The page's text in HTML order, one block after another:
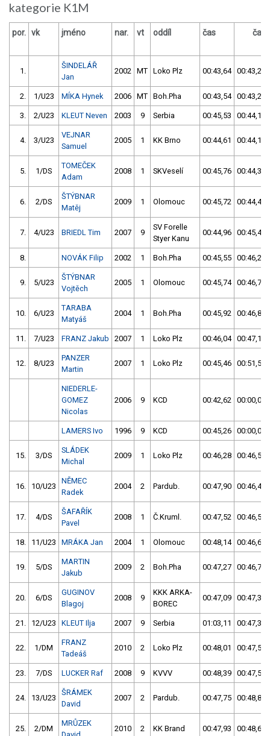
kategorie K1M
por. vk jméno nar. vt oddíl čas čas
1.
ŠINDELÁŘ
Jan
2002 MT Loko Plz 00:43,64 00:43,22
2. 1/U23 MÍKA Hynek 2006 MT Boh.Pha 00:43,54 00:43,28
3. 2/U23 KLEUT Neven 2003 9 Serbia 00:45,53 00:44,10
4. 3/U23
VEJNAR
Samuel
2005 1 KK Brno 00:44,61 00:44,19
5. 1/DS
TOMEČEK
Adam
2008 1 SKVeselí 00:45,76 00:44,33
6. 2/DS
ŠTÝBNAR
Matěj
2009 1 Olomouc 00:45,72 00:44,42
7. 4/U23 BRIEDL Tim 2007 9
SV Forelle
Styer Kanu
00:44,96 00:45,42
8. NOVÁK Filip 2002 1 Boh.Pha 00:45,55 00:46,28
9. 5/U23
ŠTÝBNAR
Vojtěch
2005 1 Olomouc 00:45,74 00:46,76
10. 6/U23
TARABA
Matyáš
2004 1 Boh.Pha 00:45,92 00:46,89
11. 7/U23 FRANZ Jakub 2007 1 Loko Plz 00:46,04 00:47,16
12. 8/U23
PANZER
Martin
2007 1 Loko Plz 00:45,46 00:51,56
NIEDERLE-
GOMEZ
Nicolas
2006 9 KCD 00:42,62 00:00,00
LAMERS Ivo 1996 9 KCD 00:45,26 00:00,00
15. 3/DS
SLÁDEK
Michal
2009 1 Loko Plz 00:46,28 00:46,51
16. 10/U23
NĚMEC
Radek
2004 2 Pardub. 00:47,90 00:46,45
17. 4/DS
ŠAFAŘÍK
Pavel
2008 1 Č.Kruml. 00:47,52 00:46,51
18. 11/U23 MRÁKA Jan 2004 1 Olomouc 00:48,14 00:46,67
19. 5/DS
MARTIN
Jakub
2009 2 Boh.Pha 00:47,27 00:46,70
20. 6/DS
GUGINOV
Blagoj
2008 9
KKK ARKA-
BOREC
00:47,09 00:47,31
21. 12/U23 KLEUT Ilja 2007 9 Serbia 01:03,11 00:47,35
22. 1/DM
FRANZ
Tadeáš
2010 2 Loko Plz 00:48,01 00:47,53
23. 7/DS LUCKER Raf 2008 9 KVVV 00:48,39 00:47,53
24. 13/U23
ŠRÁMEK
David
2007 2 Pardub. 00:47,75 00:48,81
25. 2/DM
MRŮZEK
2010 2 KK Brand 00:47,93 00:48,69